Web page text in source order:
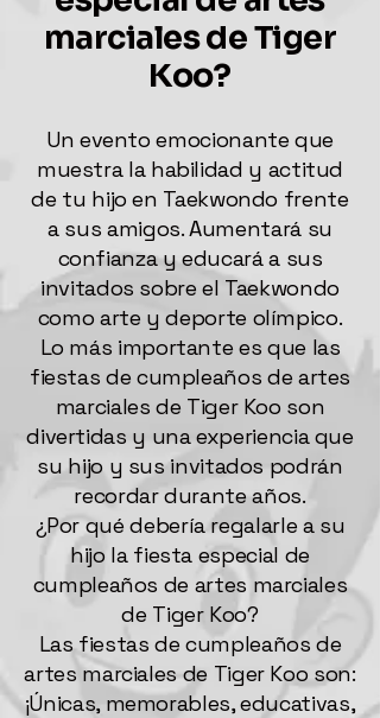
marciales de Tiger
Koo?
Un evento emocionante que
muestra la habilidad y actitud
de tu hijo en Taekwondo frente
a sus amigos. Aumentará su
confianza y educará a sus
invitados sobre el Taekwondo
como arte y deporte olímpico.
Lo más importante es que las
fiestas de cumpleaños de artes
marciales de Tiger Koo son
divertidas y una experiencia que
su hijo y sus invitados podrán
recordar durante años.
¿Por qué debería regalarle a su
hijo la fiesta especial de
cumpleaños de artes marciales
de Tiger Koo?
Las fiestas de cumpleaños de
artes marciales de Tiger Koo son:
¡Únicas, memorables, educativas,